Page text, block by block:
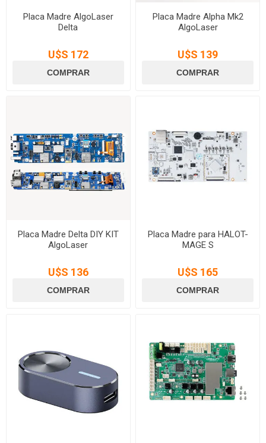
Placa Madre AlgoLaser
Delta
U$S 172
Placa Madre Alpha Mk2
AlgoLaser
U$S 139
Placa Madre Delta DIY KIT
AlgoLaser
U$S 136
Placa Madre para HALOT-
MAGE S
U$S 165